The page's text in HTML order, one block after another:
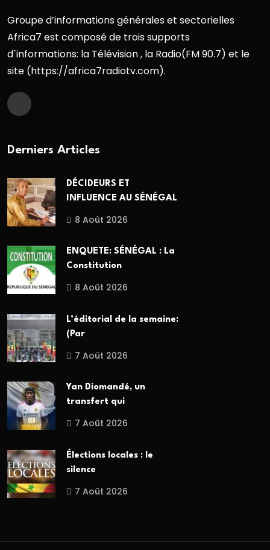
Groupe d’informations générales et sectorielles
Africa7 est composé de trois supports
d`informations: la Télévision , la Radio(FM 90.7) et le
site (https://africa7radiotv.com).
Derniers Articles
DÉCIDEURS ET
INFLUENCE AU SÉNÉGAL
8 Août 2026
ENQUETE: SÉNÉGAL : La
Constitution
8 Août 2026
L’éditorial de la semaine:
(Par
7 Août 2026
Yan Diomandé, un
transfert qui
7 Août 2026
Élections locales : le
silence
7 Août 2026